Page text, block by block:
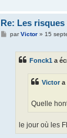
Re: Les
MparVictor» 15
Fonck1 a
Victora
Quelle
le jour où les